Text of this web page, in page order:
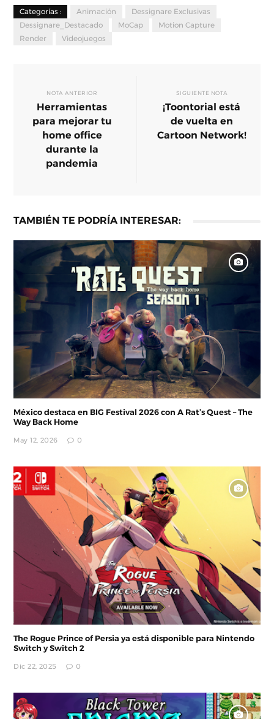
Categorías : Animación
Dessignare Exclusivas
Dessignare_Destacado
MoCap
Motion Capture
Render
Videojuegos
NOTA ANTERIOR
Herramientas
para mejorar tu
home office
durante la
pandemia
SIGUIENTE NOTA
¡Toontorial está
de vuelta en
Cartoon Network!
TAMBIÉN TE PODRÍA INTERESAR:
México destaca en BIG Festival 2026 con A Rat’s Quest – The
Way Back Home
May 12, 2026 0
The Rogue Prince of Persia ya está disponible para Nintendo
Switch y Switch 2
Dic 22, 2025 0